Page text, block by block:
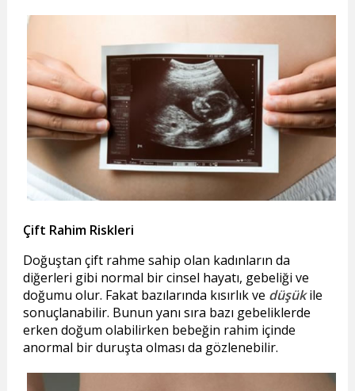
Çift Rahim Riskleri
Doğuştan çift rahme sahip olan kadınların da
diğerleri gibi normal bir cinsel hayatı, gebeliği ve
doğumu olur. Fakat bazılarında kısırlık ve düşükile
sonuçlanabilir. Bunun yanı sıra bazı gebeliklerde
erken doğum olabilirken bebeğin rahim içinde
anormal bir duruşta olması da gözlenebilir.